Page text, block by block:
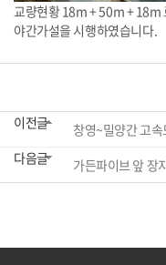
교량현황 18m + 50m + 18m
야간가설을 시행하였습니다.
이전글
창영~밀양간 고
다음글
가든파이브 앞 장